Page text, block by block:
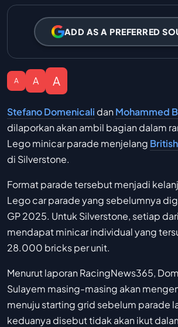
ADD AS A PREFERRED
A A A
Stefano Domenicali danMohammed
dilaporkan akan ambil bagian dalam
Lego minicar parade menjelang
di Silverstone.
Format parade tersebut menjadi
Lego car parade yang sebelumnya
GP 2025. Untuk Silverstone, setiap
mendapat minicar individual yang
28.000 bricks per unit.
Menurut laporan RacingNews365,
Sulayem masing-masing akan
menuju starting grid sebelum parade
keduanya disebut tidak akan ikut